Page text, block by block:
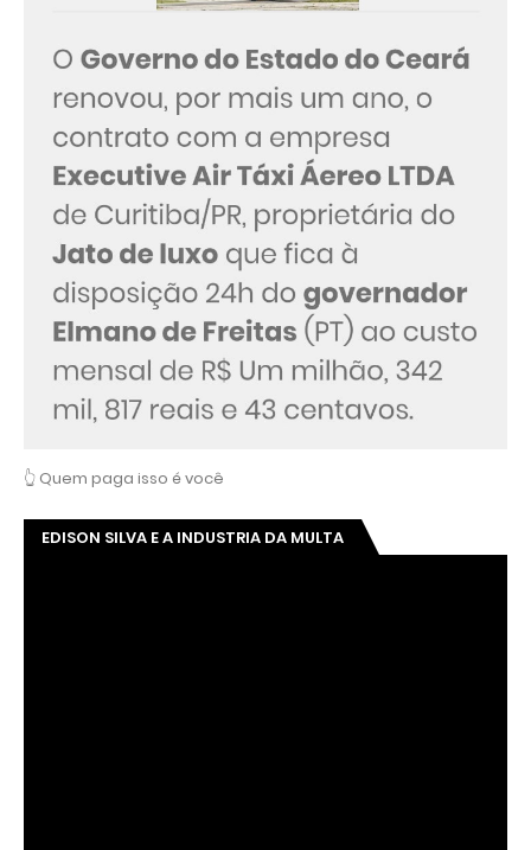
👆 Quem paga isso é você
EDISON SILVA E A INDUSTRIA DA MULTA